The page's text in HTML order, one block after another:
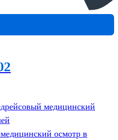
медицинский
осмотр в